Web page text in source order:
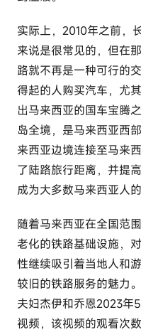
实际上，2010年之前，
来说是很常见的，但在
路就不再是一种可行的
得起的人购买汽车，尤
出马来西亚的国车宝腾
岛全境，是马来西亚西
来西亚边境连接至马来
了陆路旅行距离，并提
成为大多数马来西亚人
随着马来西亚在全国范
老化的铁路基础设施，
性继续吸引着当地人和
较旧的铁路服务的魅力
夫妇杰伊和乔恩2023年
视频，该视频的观看次